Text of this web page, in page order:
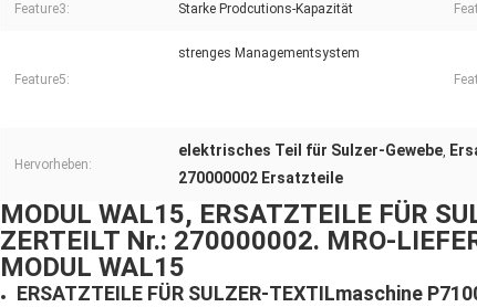
Feature3: Starke Prodcutions-Kapazität
Feature5:
strenges Managementsystem
Hervorheben:
elektrisches Teil für Sulzer-Gewebe,
270000002 Ersatzteile
MODUL WAL15, ERSATZTEILE FÜR
ZERTEILT Nr.: 270000002. MRO-
MODUL WAL15
ERSATZTEILE FÜR SULZER-TEXTILmaschine